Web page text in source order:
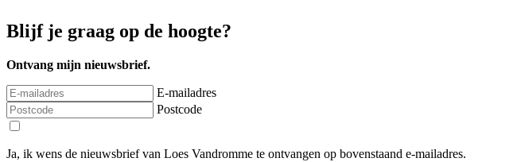
Blijf je graag op de hoogte?
Ontvang mijn nieuwsbrief.
E-mailadres
Postcode
Ja, ik wens de nieuwsbrief van Loes Vandromme te ontvangen op bovenstaand e-mailadres.